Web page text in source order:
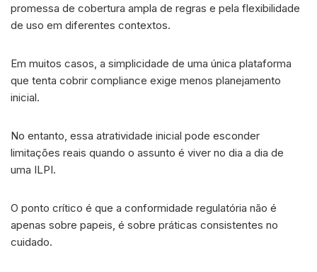
promessa de cobertura ampla de regras e pela flexibilidade
de uso em diferentes contextos.
Em muitos casos, a simplicidade de uma única plataforma
que tenta cobrir compliance exige menos planejamento
inicial.
No entanto, essa atratividade inicial pode esconder
limitações reais quando o assunto é viver no dia a dia de
uma ILPI.
O ponto crítico é que a conformidade regulatória não é
apenas sobre papeis, é sobre práticas consistentes no
cuidado.